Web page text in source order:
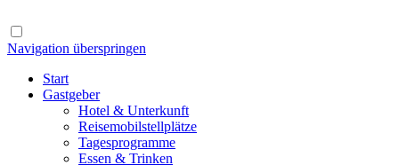
Navigation überspringen
Start
Gastgeber
Hotel & Unterkunft
Reisemobilstellplätze
Tagesprogramme
Essen & Trinken